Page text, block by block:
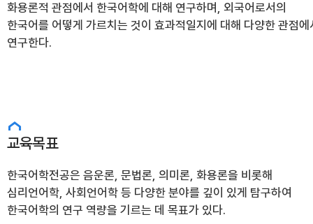
화용론적 관점에서 한국어학에 대해 연구하며, 외국어로서의
한국어를 어떻게 가르치는 것이 효과적일지에 대해 다양한 관점에
연구한다.
교육목표
한국어학전공은 음운론, 문법론, 의미론, 화용론을 비롯해
심리언어학, 사회언어학 등 다양한 분야를 깊이 있게 탐구하여
한국어학의 연구 역량을 기르는 데 목표가 있다.